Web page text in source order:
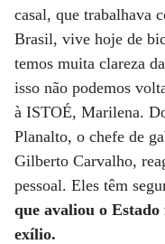
casal, que trabalhava
Brasil, vive hoje de
temos muita clareza
isso não podemos
à ISTOÉ, Marilena.
Planalto, o chefe de
Gilberto Carvalho,
pessoal. Eles têm
que avaliou o Estado
exílio.